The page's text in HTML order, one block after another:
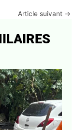
Article suivant →